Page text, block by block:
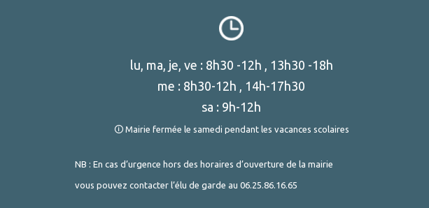
lu, ma, je, ve : 8h30 -12h , 13h30 -18h
me : 8h30-12h , 14h-17h30
sa : 9h-12h
🛈 Mairie fermée le samedi pendant les vacances scolaires
NB : En cas d’urgence hors des horaires d’ouverture de la mairie
vous pouvez contacter l’élu de garde au 06.25.86.16.65